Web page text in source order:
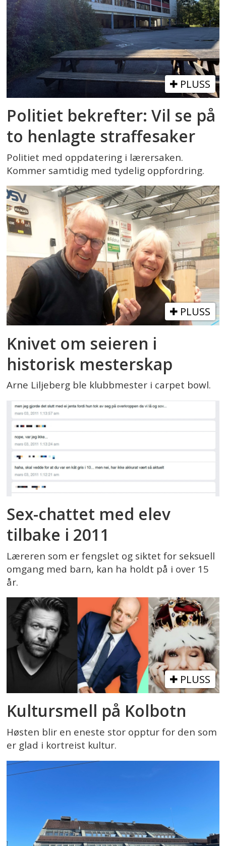
PLUSS
Politiet bekrefter: Vil se på
to henlagte straffesaker
Politiet med oppdatering i lærersaken.
Kommer samtidig med tydelig oppfordring.
PLUSS
Knivet om seieren i
historisk mesterskap
Arne Liljeberg ble klubbmester i carpet bowl.
Sex-chattet med elev
tilbake i 2011
Læreren som er fengslet og siktet for seksuell
omgang med barn, kan ha holdt på i over 15
år.
PLUSS
Kultursmell på Kolbotn
Høsten blir en eneste stor opptur for den som
er glad i kortreist kultur.